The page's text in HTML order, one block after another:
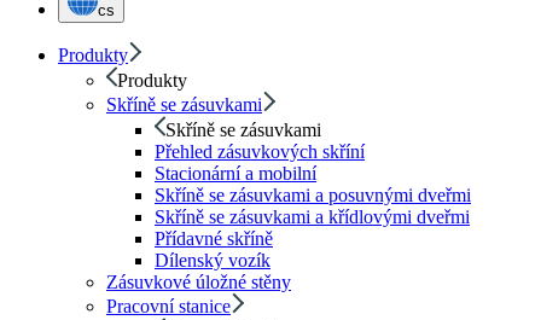
cs
Produkty
Produkty
Skříně se zásuvkami
Skříně se zásuvkami
Přehled zásuvkových skříní
Stacionární a mobilní
Skříně se zásuvkami a posuvnými dveřmi
Skříně se zásuvkami a křídlovými dveřmi
Přídavné skříně
Dílenský vozík
Zásuvkové úložné stěny
Pracovní stanice